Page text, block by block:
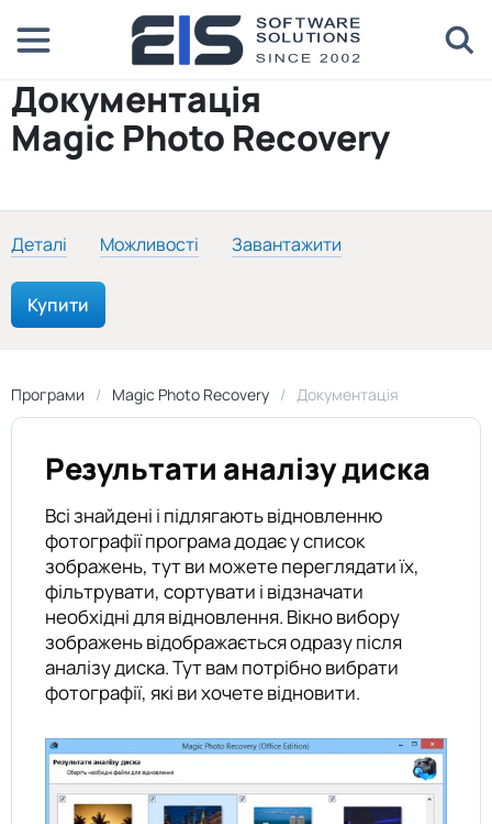
Документація
Magic Photo Recovery
Деталі Можливості Завантажити
Купити
Програми Magic Photo Recovery Документація
Результати аналізу диска
Всі знайдені і підлягають відновленню
фотографії програма додає у список
зображень, тут ви можете переглядати їх,
фільтрувати, сортувати і відзначати
необхідні для відновлення. Вікно вибору
зображень відображається одразу після
аналізу диска. Тут вам потрібно вибрати
фотографії, які ви хочете відновити.